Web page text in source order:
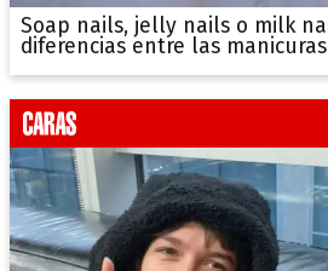
Soap nails, jelly nails o milk
diferencias entre las